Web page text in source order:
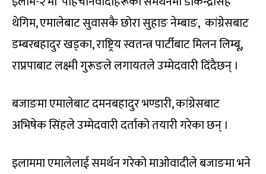
थेगिम, एमालेबाट सुवासकै छोरा सुहाङ नेम्बाङ, कांग्रेसबाट
डम्बरबहादुर खड्का, राष्ट्रिय स्वतन्त्र पार्टीबाट मिलन लिम्बू,
राप्रपाबाट लक्ष्मी गुरूङले लगायतले उम्मेदवारी दिंदैछन् ।
बजाङमा एमालेबाट दमनबहादुर भण्डारी, कांग्रेसबाट
अभिषेक सिंहले उम्मेदवारी दर्ताको तयारी गरेका छन् ।
इलाममा एमालेलाई समर्थन गरेको माओवादीले बजाङमा भने